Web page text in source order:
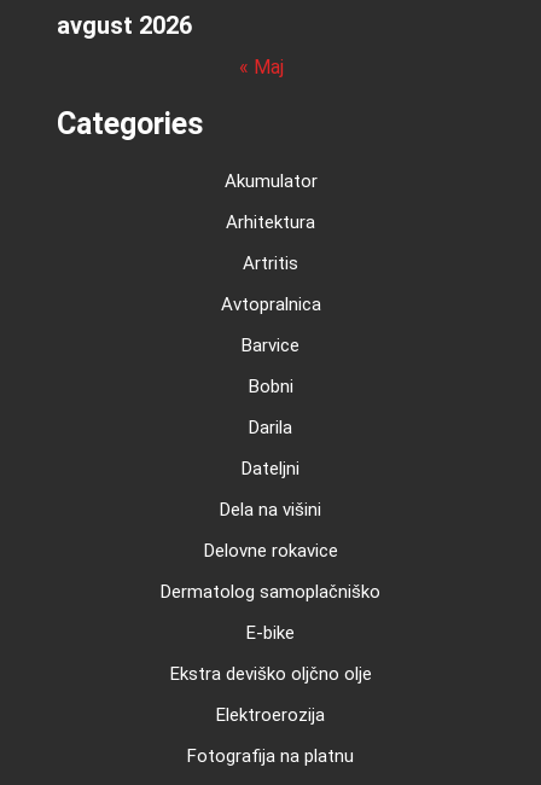
avgust 2026
« Maj
Categories
Akumulator
Arhitektura
Artritis
Avtopralnica
Barvice
Bobni
Darila
Dateljni
Dela na višini
Delovne rokavice
Dermatolog samoplačniško
E-bike
Ekstra deviško oljčno olje
Elektroerozija
Fotografija na platnu